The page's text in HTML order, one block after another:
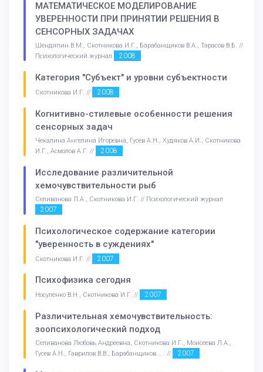
МАТЕМАТИЧЕСКОЕ МОДЕЛИРОВАНИЕ
УВЕРЕННОСТИ ПРИ ПРИНЯТИИ РЕШЕНИЯ В
СЕНСОРНЫХ ЗАДАЧАХ
Шендяпин В.М., Скотникова И.Г., Барабанщиков В.А., Тарасов В.Б. //
Психологический журнал
2008
Категория "Субъект" и уровни субъектности
Скотникова И.Г. // 2008
Когнитивно-стилевые особенности решения
сенсорных задач
Чекалина Ангелина Игоревна, Гусев А.Н., Худяков А.И., Скотникова
И.Г., Асмолов А.Г. //
2008
Исследование различительной
хемочувствительности рыб
Селиванова Л.А., Скотникова И.Г. // Психологический журнал
2007
Психологическое содержание категории
"уверенность в суждениях"
Скотникова И.Г. // 2007
Психофизика сегодня
Носуленко В.Н., Скотникова И.Г. // 2007
Различительная хемочувствительность:
зоопсихологический подход
Селиванова Любовь Андреевна, Скотникова И.Г., Моисеева Л.А.,
Гусев А.Н., Гаврилов В.В., Барабанщиков. . . //
2007